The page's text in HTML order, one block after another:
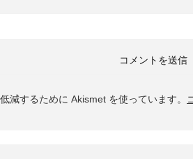
減するために Akismet を使っています。